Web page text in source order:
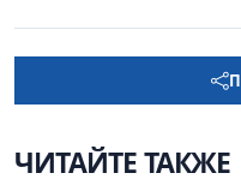
ЧИТАЙТЕ ТАКЖЕ